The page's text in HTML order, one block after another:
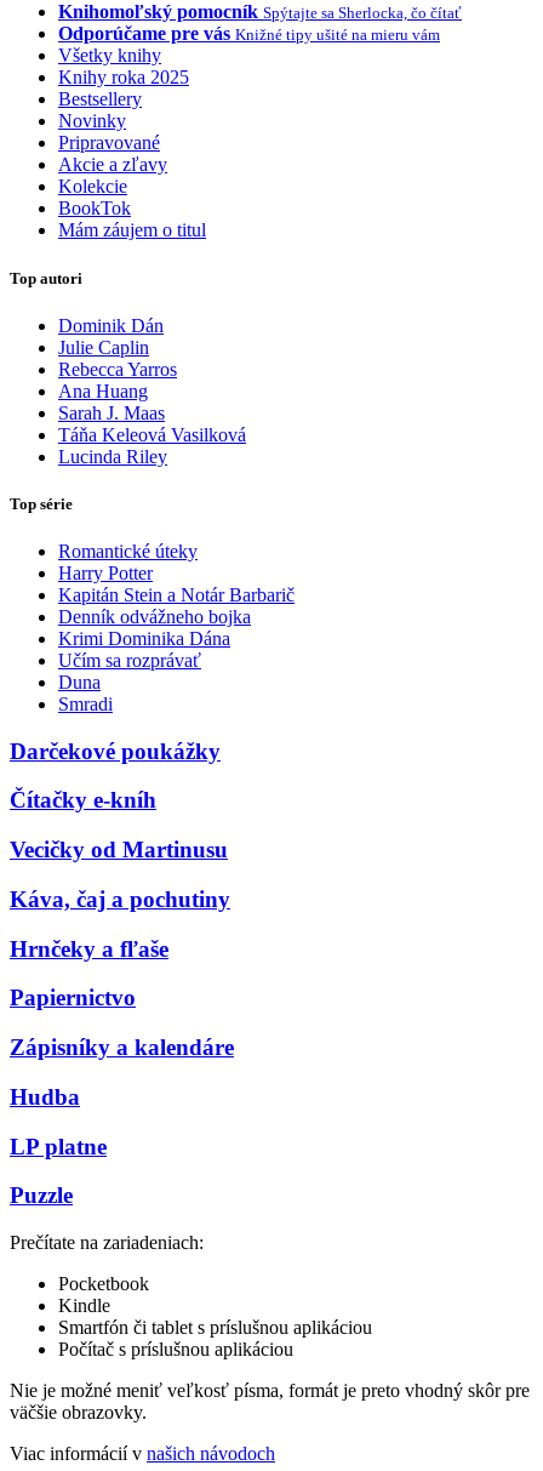
Knihomoľský pomocník Spýtajte sa Sherlocka, čo čítať
Odporúčame pre vás Knižné tipy ušité na mieru vám
Všetky knihy
Knihy roka 2025
Bestsellery
Novinky
Pripravované
Akcie a zľavy
Kolekcie
BookTok
Mám záujem o titul
Top autori
Dominik Dán
Julie Caplin
Rebecca Yarros
Ana Huang
Sarah J. Maas
Táňa Keleová Vasilková
Lucinda Riley
Top série
Romantické úteky
Harry Potter
Kapitán Stein a Notár Barbarič
Denník odvážneho bojka
Krimi Dominika Dána
Učím sa rozprávať
Duna
Smradi
Darčekové poukážky
Čítačky e-kníh
Vecičky od Martinusu
Káva, čaj a pochutiny
Hrnčeky a fľaše
Papiernictvo
Zápisníky a kalendáre
Hudba
LP platne
Puzzle
Prečítate na zariadeniach:
Pocketbook
Kindle
Smartfón či tablet s príslušnou aplikáciou
Počítač s príslušnou aplikáciou
Nie je možné meniť veľkosť písma, formát je preto vhodný skôr pre
väčšie obrazovky.
Viac informácií v našich návodoch